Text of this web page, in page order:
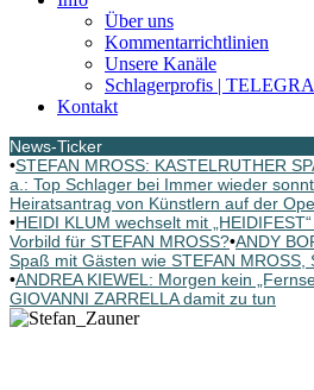
Über uns
Kommentarrichtlinien
Unsere Kanäle
Schlagerprofis |
Kontakt
News-Ticker
•STEFAN MROSS: KASTELRUTHER
a.: Top Schlager bei Immer wieder
Heiratsantrag von Künstlern auf der
•HEIDI KLUM wechselt mit
Vorbild für STEFAN MROSS?•ANDY
Spaß mit Gästen wie STEFAN MROSS,
•ANDREA KIEWEL: Morgen kein
GIOVANNI ZARRELLA damit zu tun